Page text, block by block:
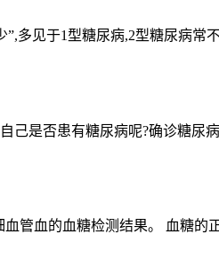
多见于1型糖尿病,2型糖尿病常
是否患有糖尿病呢?确诊糖尿
管血的血糖检测结果。 血糖的